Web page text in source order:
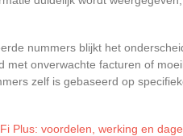
nummers blijkt het
onverwachte facturen of
zelf is gebaseerd op
Plus: voordelen, werking en